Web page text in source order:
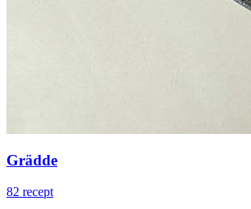
Grädde
82 recept